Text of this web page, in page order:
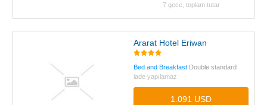
7 gece, toplam tutar
Ararat Hotel Eriwan
Bed and Breakfast Double standard
iade yapılamaz
1.091 USD